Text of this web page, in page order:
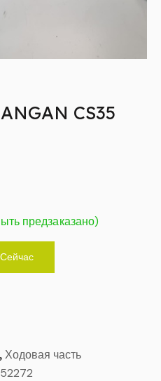
CS35
предзаказано)
, Ходовая часть
52272